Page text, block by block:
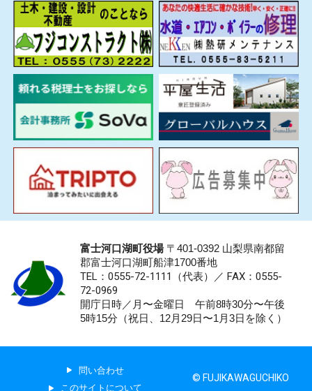
富士河口湖町役場〒401-0392 山梨県南都留
郡富士河口湖町船津1700番地
TEL：0555-72-1111 （代表）／ FAX：0555-
72-0969
開庁日時／月〜金曜日 午前8時30分〜午後
5時15分（祝日、12月29日〜1月3日を除く）
問い合わせ
このサイトについて
© FUJIKAWAGUCHIKO